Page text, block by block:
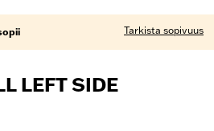
Tarkista sopivuus
LEFT SIDE